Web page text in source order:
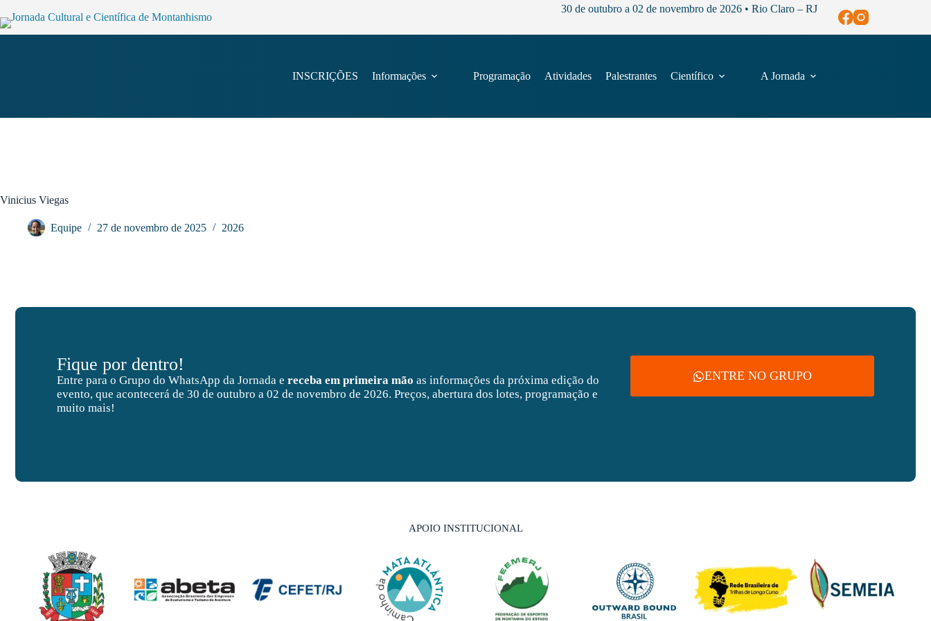
30 de outubro a 02 de novembro de 2026 • Rio Claro – RJ
INSCRIÇÕES Informações Programação Atividades Palestrantes Científico A Jornada
Vinicius Viegas
Equipe 27 de novembro de 2025 2026
Fique por dentro!
Entre para o Grupo do WhatsApp da Jornada e receba em primeira mão as informações da próxima edição do
evento, que acontecerá de 30 de outubro a 02 de novembro de 2026. Preços, abertura dos lotes, programação e
muito mais!
ENTRE NO GRUPO
APOIO INSTITUCIONAL